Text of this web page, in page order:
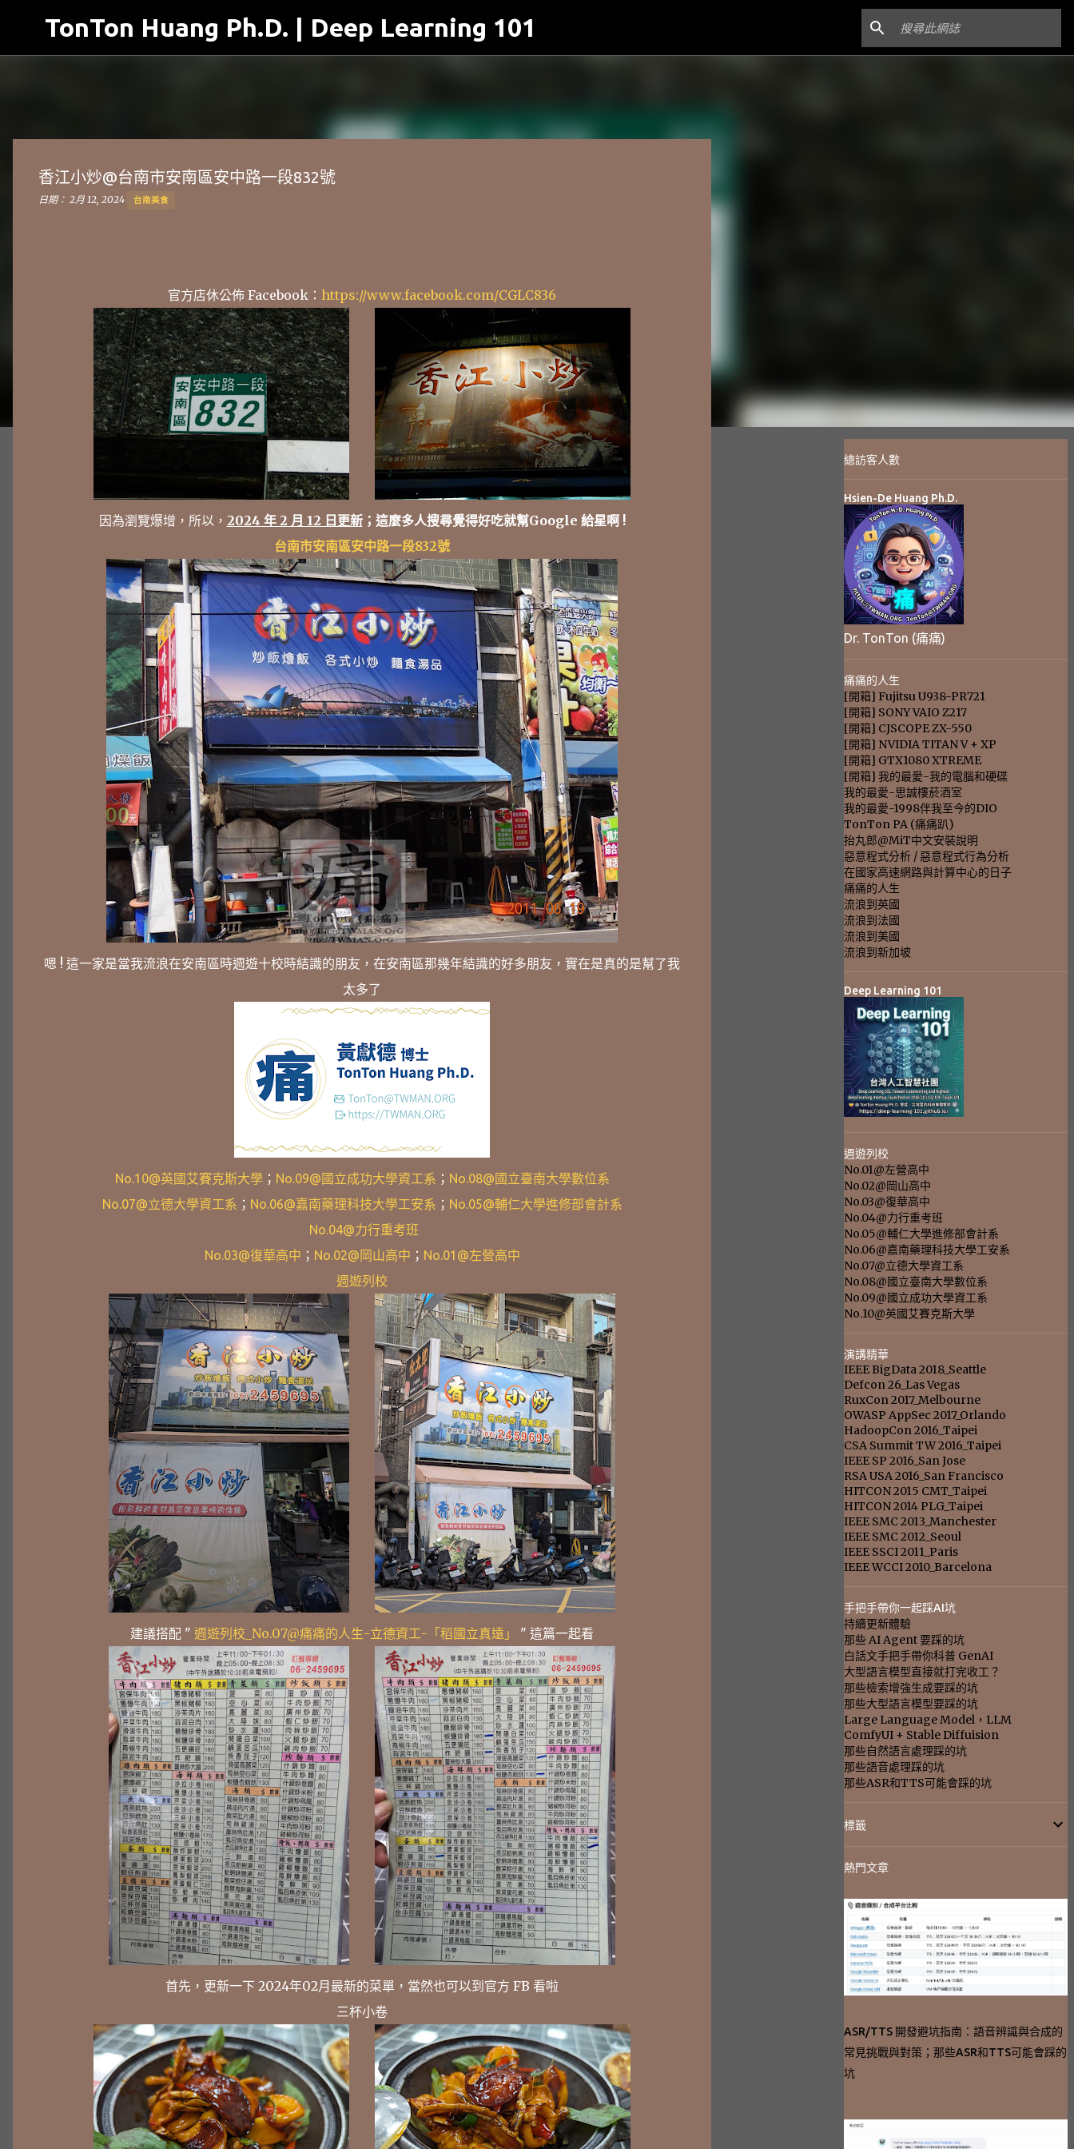
跳到主要內容
TonTon Huang Ph.D. | Deep Learning 101
香江小炒@台南市安南區安中路一段832號
日期： 2月 12, 2024 台南美食
官方店休公佈 Facebook： https://www.facebook.com/CGLC836
因為瀏覽爆增，所以， 2024 年 2 月 12 日更新；這麼多人搜尋覺得好吃就幫Google 給星啊 !
台南市安南區安中路一段832號
嗯 ! 這一家是當我流浪在安南區時週遊十校時結識的朋友， 在安南區那幾年結識的好多朋友，實在是真的是幫了我
太多了
No.10@英國艾賽克斯大學 ； No.09@國立成功大學資工系 ； No.08@國立臺南大學數位系
No.07@立德大學資工系 ； No.06@嘉南藥理科技大學工安系 ； No.05@輔仁大學進修部會計系
No.04@力行重考班
No.03@復華高中 ； No.02@岡山高中 ； No.01@左營高中
週遊列校
建議搭配 " 週遊列校_No.07@痛痛的人生-立德資工-「稻國立真遠」 " 這篇一起看
首先，更新一下 2024年02月最新的菜單，當然也可以到官方 FB 看啦
三杯小卷
總訪客人數
Hsien-De Huang Ph.D.
Dr. TonTon (痛痛)
痛痛的人生
[開箱] Fujitsu U938-PR721
[開箱] SONY VAIO Z217
[開箱] CJSCOPE ZX-550
[開箱] NVIDIA TITAN V + XP
[開箱] GTX1080 XTREME
[開箱] 我的最愛-我的電腦和硬碟
我的最愛-思誠樓菸酒室
我的最愛-1998伴我至今的DIO
TonTon PA (痛痛趴)
抬丸郎@MiT中文安裝說明
惡意程式分析 / 惡意程式行為分析
在國家高速網路與計算中心的日子
痛痛的人生
流浪到英國
流浪到法國
流浪到美國
流浪到新加坡
Deep Learning 101
週遊列校
No.01@左營高中
No.02@岡山高中
No.03@復華高中
No.04@力行重考班
No.05@輔仁大學進修部會計系
No.06@嘉南藥理科技大學工安系
No.07@立德大學資工系
No.08@國立臺南大學數位系
No.09@國立成功大學資工系
No.10@英國艾賽克斯大學
演講精華
IEEE BigData 2018_Seattle
Defcon 26_Las Vegas
RuxCon 2017_Melbourne
OWASP AppSec 2017_Orlando
HadoopCon 2016_Taipei
CSA Summit TW 2016_Taipei
IEEE SP 2016_San Jose
RSA USA 2016_San Francisco
HITCON 2015 CMT_Taipei
HITCON 2014 PLG_Taipei
IEEE SMC 2013_Manchester
IEEE SMC 2012_Seoul
IEEE SSCI 2011_Paris
IEEE WCCI 2010_Barcelona
手把手帶你一起踩AI坑
持續更新體驗
那些 AI Agent 要踩的坑
白話文手把手帶你科普 GenAI
大型語言模型直接就打完收工？
那些檢索增強生成要踩的坑
那些大型語言模型要踩的坑
Large Language Model，LLM
ComfyUI + Stable Diffuision
那些自然語言處理踩的坑
那些語音處理踩的坑
那些ASR和TTS可能會踩的坑
標籤
熱門文章
ASR/TTS 開發避坑指南：語音辨識與合成的
常見挑戰與對策；那些ASR和TTS可能會踩的
坑